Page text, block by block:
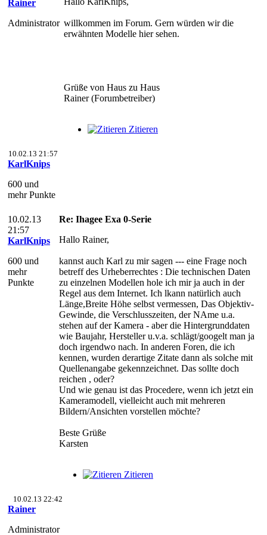
Rainer
Administrator willkommen im Forum. Gern würden wir die
erwähnten Modelle hier sehen.
Grüße von Haus zu Haus
Rainer (Forumbetreiber)
Zitieren
10.02.13 21:57
KarlKnips
600 und
mehr Punkte
10.02.13
21:57
KarlKnips
600 und
mehr
Punkte
Re: Ihagee Exa 0-Serie
Hallo Rainer,
kannst auch Karl zu mir sagen --- eine Frage noch
betreff des Urheberrechtes : Die technischen Daten
zu einzelnen Modellen hole ich mir ja auch in der
Regel aus dem Internet. Ich lkann natürlich auch
Länge,Breite Höhe selbst vermessen, Das Objektiv-
Gewinde, die Verschlusszeiten, der NAme u.a.
stehen auf der Kamera - aber die Hintergrunddaten
wie Baujahr, Hersteller u.v.a. schlägt/googelt man ja
doch irgendwo nach. In anderen Foren, die ich
kennen, wurden derartige Zitate dann als solche mit
Quellenangabe gekennzeichnet. Das sollte doch
reichen , oder?
Und wie genau ist das Procedere, wenn ich jetzt ein
Kameramodell, vielleicht auch mit mehreren
Bildern/Ansichten vorstellen möchte?
Beste Grüße
Karsten
Zitieren
10.02.13 22:42
Rainer
Administrator